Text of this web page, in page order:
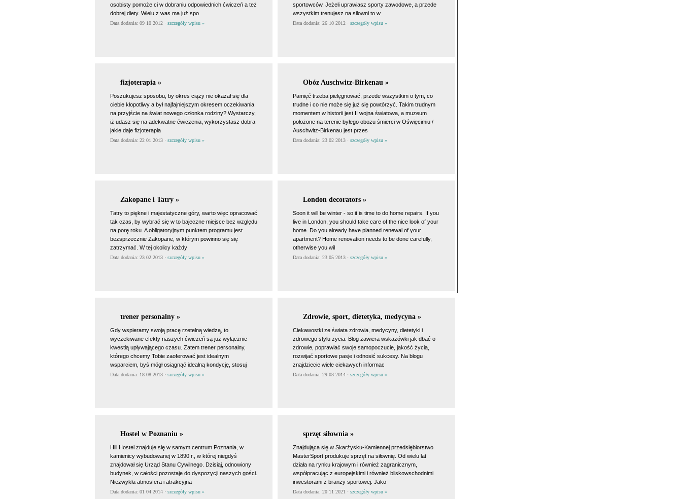
osobisty pomoże ci w dobraniu odpowiednich ćwiczeń a też
dobrej diety. Wielu z was ma już spo
Data dodania: 09 10 2012 · szczegóły wpisu »
sportowców. Jeżeli uprawiasz sporty zawodowe, a przede
wszystkim trenujesz na siłowni to w
Data dodania: 26 10 2012 · szczegóły wpisu »
fizjoterapia »
Poszukujesz sposobu, by okres ciąży nie okazał się dla
ciebie kłopotliwy a był najfajniejszym okresem oczekiwania
na przyjście na świat nowego członka rodziny? Wystarczy,
iż udasz się na adekwatne ćwiczenia, wykorzystasz dobra
jakie daje fizjoterapia
Data dodania: 22 01 2013 · szczegóły wpisu »
Obóz Auschwitz-Birkenau »
Pamięć trzeba pielęgnować, przede wszystkim o tym, co
trudne i co nie może się już się powtórzyć. Takim trudnym
momentem w historii jest II wojna światowa, a muzeum
położone na terenie byłego obozu śmierci w Oświęcimiu /
Auschwitz-Birkenau jest przes
Data dodania: 23 02 2013 · szczegóły wpisu »
Zakopane i Tatry »
Tatry to piękne i majestatyczne góry, warto więc opracować
tak czas, by wybrać się w to bajeczne miejsce bez względu
na porę roku. A obligatoryjnym punktem programu jest
bezsprzecznie Zakopane, w którym powinno się się
zatrzymać. W tej okolicy każdy
Data dodania: 23 02 2013 · szczegóły wpisu »
London decorators »
Soon it will be winter - so it is time to do home repairs. If you
live in London, you should take care of the nice look of your
home. Do you already have planned renewal of your
apartment? Home renovation needs to be done carefully,
otherwise you wil
Data dodania: 23 05 2013 · szczegóły wpisu »
trener personalny »
Gdy wspieramy swoją pracę rzetelną wiedzą, to
wyczekiwane efekty naszych ćwiczeń są już wyłącznie
kwestią upływającego czasu. Zatem trener personalny,
którego chcemy Tobie zaoferować jest idealnym
wsparciem, byś mógł osiągnąć idealną kondycję, stosuj
Data dodania: 18 08 2013 · szczegóły wpisu »
Zdrowie, sport, dietetyka, medycyna »
Ciekawostki ze świata zdrowia, medycyny, dietetyki i
zdrowego stylu życia. Blog zawiera wskazówki jak dbać o
zdrowie, poprawiać swoje samopoczucie, jakość życia,
rozwijać sportowe pasje i odnosić sukcesy. Na blogu
znajdziecie wiele ciekawych informac
Data dodania: 29 03 2014 · szczegóły wpisu »
Hostel w Poznaniu »
Hill Hostel znajduje się w samym centrum Poznania, w
kamienicy wybudowanej w 1890 r., w której niegdyś
znajdował się Urząd Stanu Cywilnego. Dzisiaj, odnowiony
budynek, w całości pozostaje do dyspozycji naszych gości.
Niezwykła atmosfera i atrakcyjna
Data dodania: 01 04 2014 · szczegóły wpisu »
sprzęt siłownia »
Znajdująca się w Skarżysku-Kamiennej przedsiębiorstwo
MasterSport produkuje sprzęt na siłownię. Od wielu lat
działa na rynku krajowym i również zagranicznym,
współpracując z europejskimi i również bliskowschodnimi
inwestorami z branży sportowej. Jako
Data dodania: 20 11 2021 · szczegóły wpisu »